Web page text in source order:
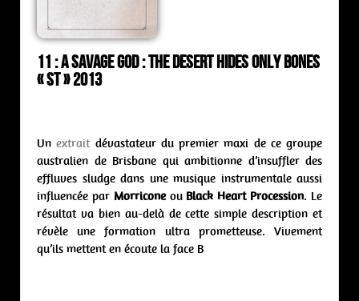
11 : A Savage God : the desert hides only bones
« st » 2013
Unextrait dévastateur du premier maxi de ce groupe
australien de Brisbane qui ambitionne d’insuffler des
effluves sludge dans une musique instrumentale aussi
influencée par Morricone ou Black Heart Procession. Le
résultat va bien au-delà de cette simple description et
révèle une formation ultra prometteuse. Vivement
qu’ils mettent en écoute la face B